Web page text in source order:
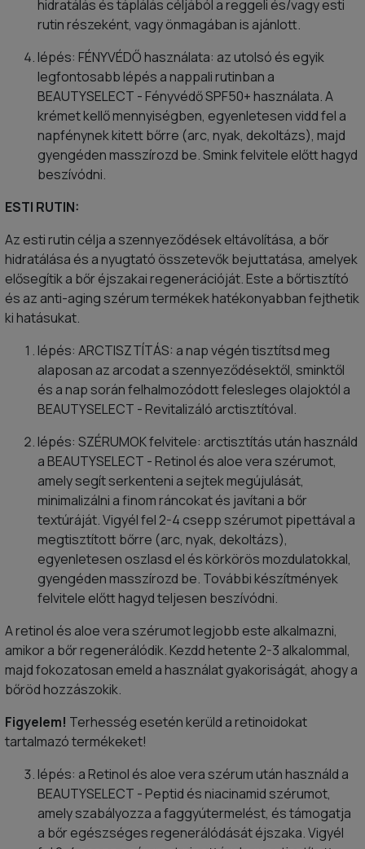
hidratálás és táplálás céljából a reggeli és/vagy esti
rutin részeként, vagy önmagában is ajánlott.
lépés: FÉNYVÉDŐ használata: az utolsó és egyik
legfontosabb lépés a nappali rutinban a
BEAUTYSELECT - Fényvédő SPF50+ használata. A
krémet kellő mennyiségben, egyenletesen vidd fel a
napfénynek kitett bőrre (arc, nyak, dekoltázs), majd
gyengéden masszírozd be. Smink felvitele előtt hagyd
beszívódni.
ESTI RUTIN:
Az esti rutin célja a szennyeződések eltávolítása, a bőr
hidratálása és a nyugtató összetevők bejuttatása, amelyek
elősegítik a bőr éjszakai regenerációját. Este a bőrtisztító
és az anti-aging szérum termékek hatékonyabban fejthetik
ki hatásukat.
lépés: ARCTISZTÍTÁS: a nap végén tisztítsd meg
alaposan az arcodat a szennyeződésektől, sminktől
és a nap során felhalmozódott felesleges olajoktól a
BEAUTYSELECT - Revitalizáló arctisztítóval.
lépés: SZÉRUMOK felvitele: arctisztítás után használd
a BEAUTYSELECT - Retinol és aloe vera szérumot,
amely segít serkenteni a sejtek megújulását,
minimalizálni a finom ráncokat és javítani a bőr
textúráját. Vigyél fel 2-4 csepp szérumot pipettával a
megtisztított bőrre (arc, nyak, dekoltázs),
egyenletesen oszlasd el és körkörös mozdulatokkal,
gyengéden masszírozd be. További készítmények
felvitele előtt hagyd teljesen beszívódni.
A retinol és aloe vera szérumot legjobb este alkalmazni,
amikor a bőr regenerálódik. Kezdd hetente 2-3 alkalommal,
majd fokozatosan emeld a használat gyakoriságát, ahogy a
bőröd hozzászokik.
Figyelem! Terhesség esetén kerüld a retinoidokat
tartalmazó termékeket!
lépés: a Retinol és aloe vera szérum után használd a
BEAUTYSELECT - Peptid és niacinamid szérumot,
amely szabályozza a faggyútermelést, és támogatja
a bőr egészséges regenerálódását éjszaka. Vigyél